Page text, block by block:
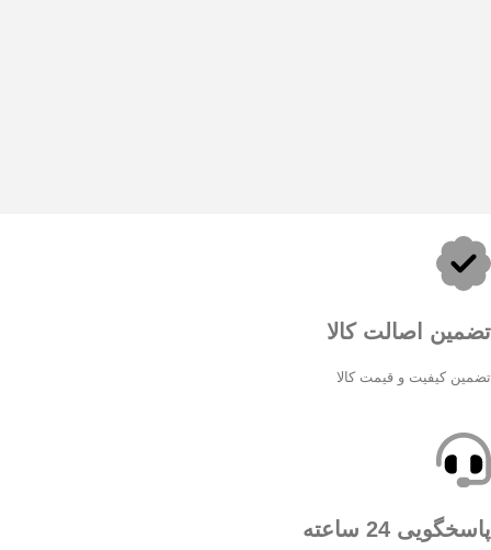
تضمین اصالت کالا
تضمین کیفیت و قیمت کالا
پاسخگویی 24 ساعته